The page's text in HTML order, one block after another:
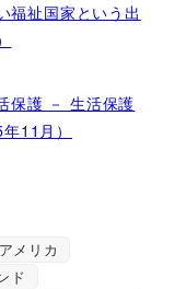
福祉国家という出
保護 － 生活保護
11月）
アメリカ
ド